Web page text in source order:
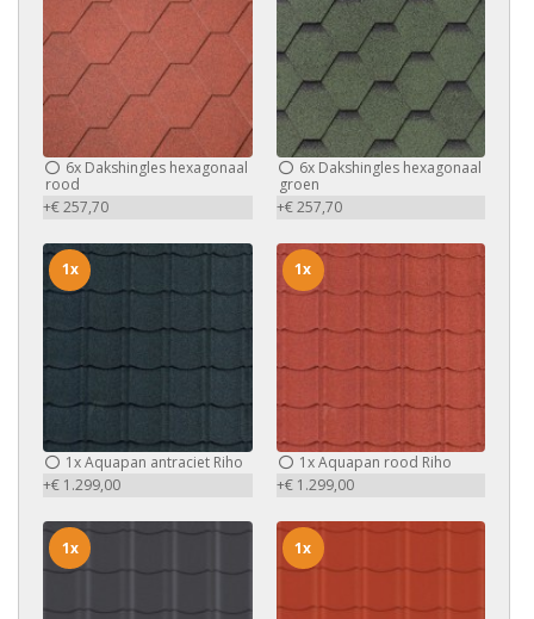
6x Dakshingles hexagonaal
rood
+€ 257,70
6xDakshingles hexagonaal
groen
+€ 257,70
1xAquapan antraciet Riho
+€ 1.299,00
1x
1xAquapan rood Riho
+€ 1.299,00
1x
1x 1x